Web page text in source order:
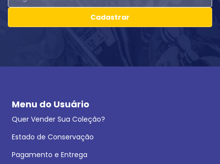
Cadastrar
Menu do Usuário
Quer Vender Sua Coleção?
Estado de Conservação
Pagamento e Entrega